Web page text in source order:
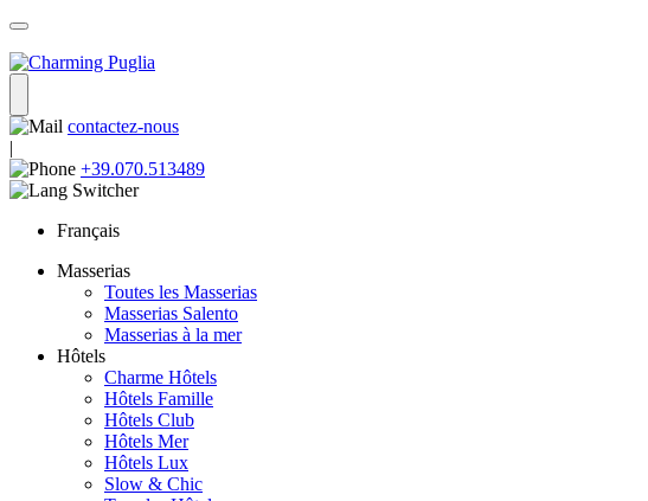
contactez-nous
|
+39.070.513489
Français
Masserias
Toutes les Masserias
Masserias Salento
Masserias à la mer
Hôtels
Charme Hôtels
Hôtels Famille
Hôtels Club
Hôtels Mer
Hôtels Lux
Slow & Chic